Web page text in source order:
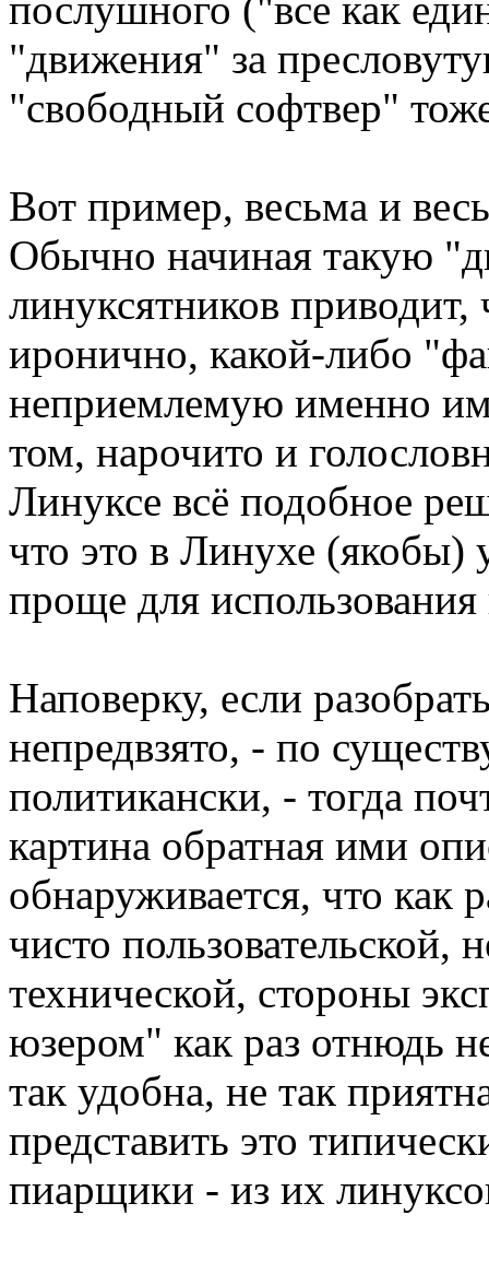
"движения" за
"свободный софтвер"
Вот пример, весьма и
Обычно начиная такую
линуксятников приводит,
иронично, какой-либо
неприемлемую именно
том, нарочито и
Линуксе всё подобное
что это в Линухе (якобы)
проще для
Наповерку, если
непредвзято, - по
политикански, - тогда
картина обратная ими
обнаруживается, что как
чисто пользовательской,
технической, стороны
юзером" как раз отнюдь
так удобна, не так
представить это
пиарщики - из их